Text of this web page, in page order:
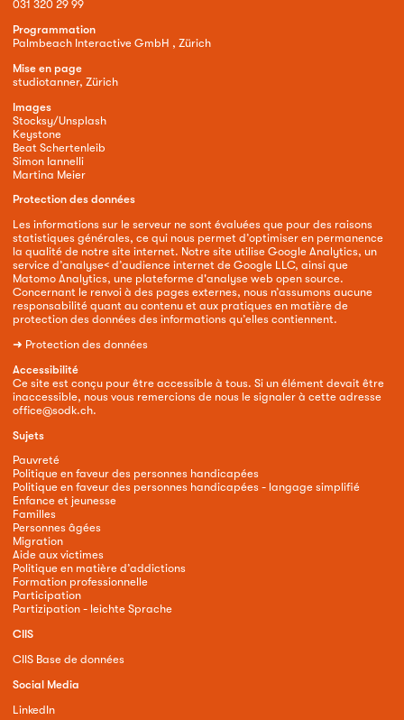
031 320 29 99
Programmation
Palmbeach Interactive GmbH , Zürich
Mise en page
studiotanner, Zürich
Images
Stocksy/Unsplash
Keystone
Beat Schertenleib
Simon Iannelli
Martina Meier
Protection des données
Les informations sur le serveur ne sont évaluées que pour des raisons
statistiques générales, ce qui nous permet d’optimiser en permanence
la qualité de notre site internet. Notre site utilise Google Analytics, un
service d’analyse< d’audience internet de Google LLC, ainsi que
Matomo Analytics, une plateforme d'analyse web open source.
Concernant le renvoi à des pages externes, nous n’assumons aucune
responsabilité quant au contenu et aux pratiques en matière de
protection des données des informations qu’elles contiennent.
➜ Protection des données
Accessibilité
Ce site est conçu pour être accessible à tous. Si un élément devait être
inaccessible, nous vous remercions de nous le signaler à cette adresse
office@sodk.ch.
Sujets
Pauvreté
Politique en faveur des personnes handicapées
Politique en faveur des personnes handicapées - langage simplifié
Enfance et jeunesse
Familles
Personnes âgées
Migration
Aide aux victimes
Politique en matière d’addictions
Formation professionnelle
Participation
Partizipation - leichte Sprache
CIIS
CIIS Base de données
Social Media
LinkedIn